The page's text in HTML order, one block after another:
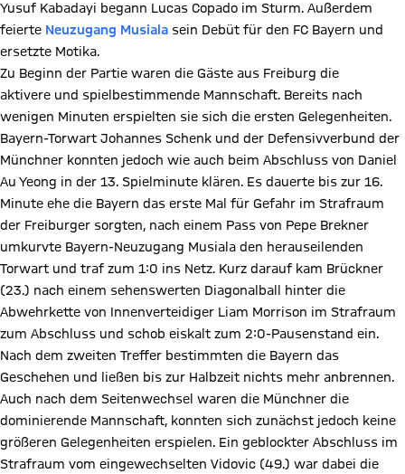
Yusuf Kabadayi begann Lucas Copado im Sturm. Außerdem
feierte Neuzugang Musiala sein Debüt für den FC Bayern und
ersetzte Motika.
Zu Beginn der Partie waren die Gäste aus Freiburg die
aktivere und spielbestimmende Mannschaft. Bereits nach
wenigen Minuten erspielten sie sich die ersten Gelegenheiten.
Bayern-Torwart Johannes Schenk und der Defensivverbund der
Münchner konnten jedoch wie auch beim Abschluss von Daniel
Au Yeong in der 13. Spielminute klären. Es dauerte bis zur 16.
Minute ehe die Bayern das erste Mal für Gefahr im Strafraum
der Freiburger sorgten, nach einem Pass von Pepe Brekner
umkurvte Bayern-Neuzugang Musiala den herauseilenden
Torwart und traf zum 1:0 ins Netz. Kurz darauf kam Brückner
(23.) nach einem sehenswerten Diagonalball hinter die
Abwehrkette von Innenverteidiger Liam Morrison im Strafraum
zum Abschluss und schob eiskalt zum 2:0-Pausenstand ein.
Nach dem zweiten Treffer bestimmten die Bayern das
Geschehen und ließen bis zur Halbzeit nichts mehr anbrennen.
Auch nach dem Seitenwechsel waren die Münchner die
dominierende Mannschaft, konnten sich zunächst jedoch keine
größeren Gelegenheiten erspielen. Ein geblockter Abschluss im
Strafraum vom eingewechselten Vidovic (49.) war dabei die